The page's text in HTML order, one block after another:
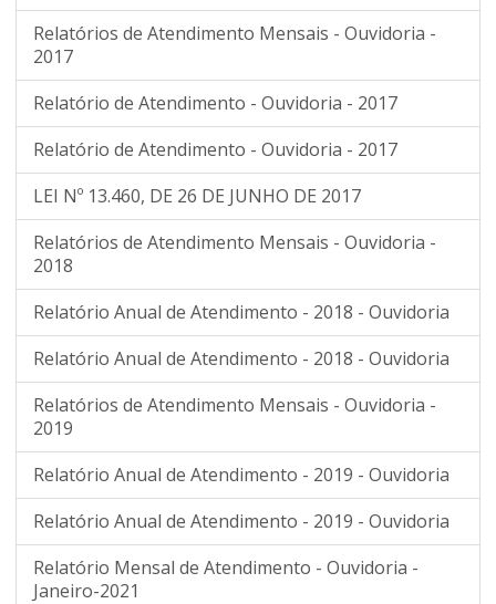
Relatórios de Atendimento Mensais - Ouvidoria -
2017
Relatório de Atendimento - Ouvidoria - 2017
Relatório de Atendimento - Ouvidoria - 2017
LEI Nº 13.460, DE 26 DE JUNHO DE 2017
Relatórios de Atendimento Mensais - Ouvidoria -
2018
Relatório Anual de Atendimento - 2018 - Ouvidoria
Relatório Anual de Atendimento - 2018 - Ouvidoria
Relatórios de Atendimento Mensais - Ouvidoria -
2019
Relatório Anual de Atendimento - 2019 - Ouvidoria
Relatório Anual de Atendimento - 2019 - Ouvidoria
Relatório Mensal de Atendimento - Ouvidoria -
Janeiro-2021